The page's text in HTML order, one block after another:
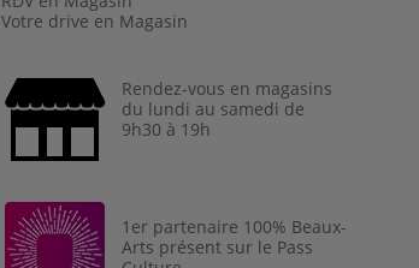
Votre drive en Magasin
Rendez-vous en magasins
du lundi au samedi de
9h30 à 19h
1er partenaire 100% Beaux-
Arts présent sur le Pass